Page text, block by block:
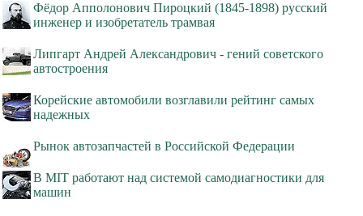
Фёдор Апполонович Пироцкий (1845-1898) русский
инженер и изобретатель трамвая
Липгарт Андрей Александрович - гений советского
автостроения
Корейские автомобили возглавили рейтинг самых
надежных
Рынок автозапчастей в Российской Федерации
В MIT работают над системой самодиагностики для
машин